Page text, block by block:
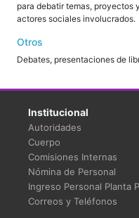
para debatir temas, proyectos
actores sociales involucrados.
Otros
Debates, presentaciones de
Institucional
Autoridades
Cuerpo
Comisiones Internas
Nómina de Personal
Ingreso Personal Planta
Correos y Teléfonos